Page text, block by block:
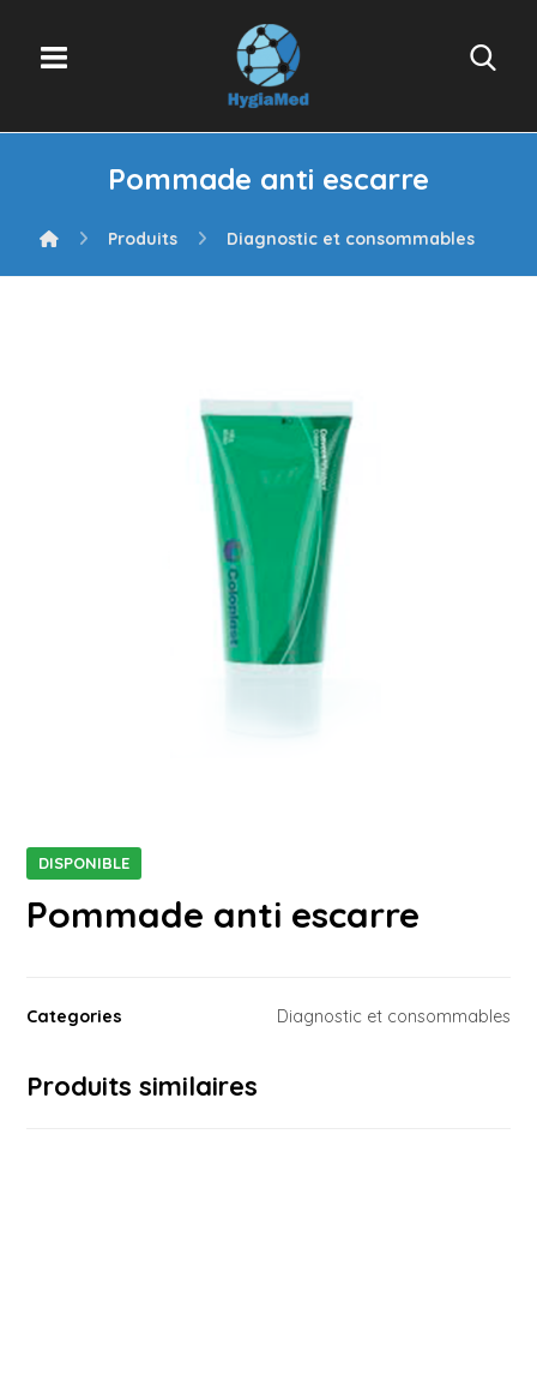
Pommade anti escarre
Produits Diagnostic et consommables
DISPONIBLE
Pommade anti escarre
Categories Diagnostic et consommables
Produits similaires